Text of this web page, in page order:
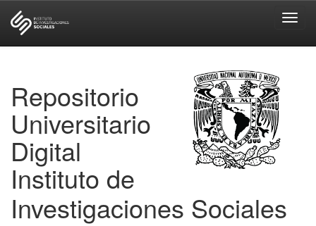
Repositorio
Universitario
Digital
Instituto de
Investigaciones Sociales